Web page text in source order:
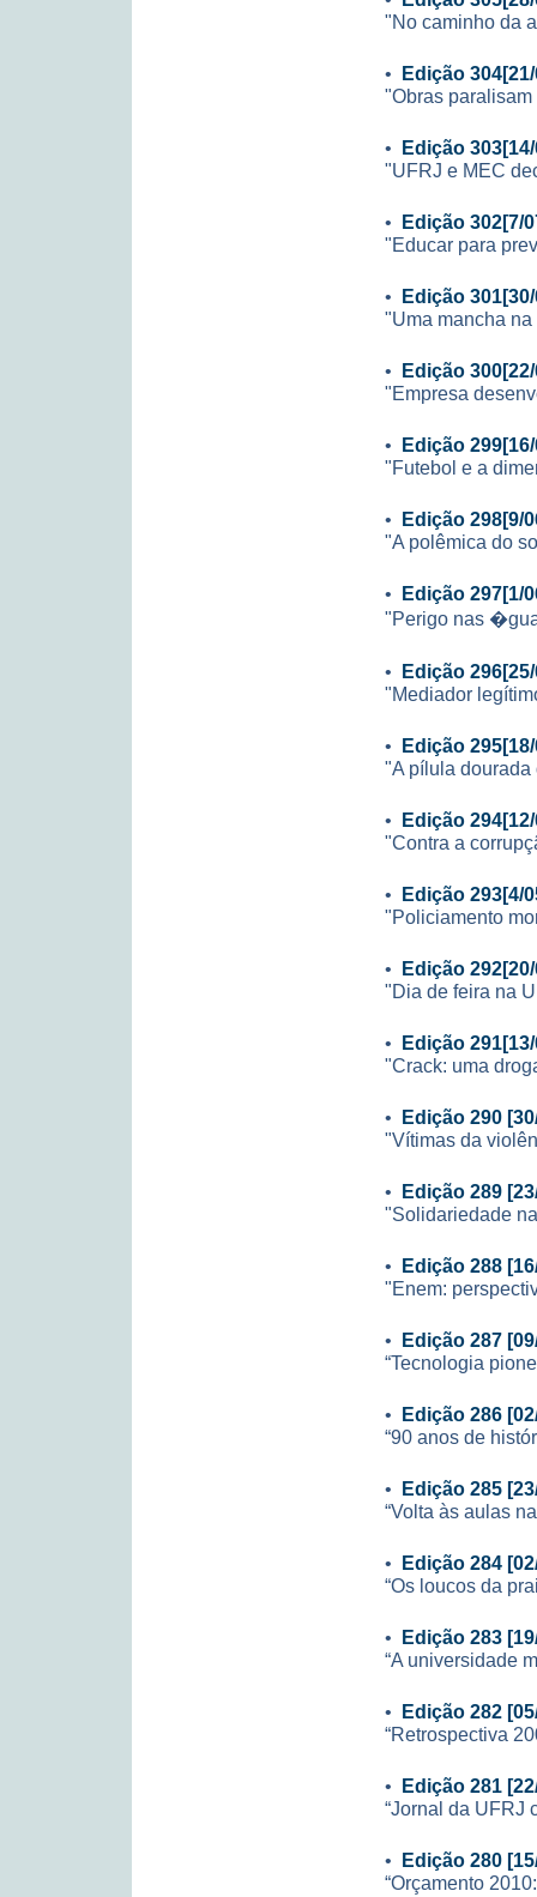
"No caminho da
• Edição
"Obras
• Edição
"UFRJ e MEC
• Edição 302[7/
"Educar para
• Edição
"Uma mancha
• Edição
"Empresa
• Edição
"Futebol e a
• Edição 298[9/
"A polêmica do
• Edição 297[1/
"Perigo nas
• Edição
"Mediador
• Edição
"A pílula dourada
• Edição
"Contra a
• Edição 293[4/
"Policiamento
• Edição
"Dia de feira na
• Edição
"Crack: uma
• Edição 290
"Vítimas da
• Edição 289
"Solidariedade
• Edição 288
"Enem:
• Edição 287
“Tecnologia
• Edição 286
“90 anos de
• Edição 285
“Volta às aulas
• Edição 284
“Os loucos da
• Edição 283
“A universidade
• Edição 282
“Retrospectiva
• Edição 281
“Jornal da UFRJ
• Edição 280
“Orçamento